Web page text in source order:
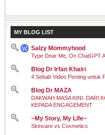
MY BLOG LIST
Salzy Mommyhood
Type Dear Me, On ChatGPT
Blog Dr Irfan Khairi
4 Sebab Video Penting untuk
Blog Dr MAZA
DAKWAH MASA KINI: DARI
KEPADA ENGAGEMENT
~My Story, My Life~
Skincare vs Cosmetics